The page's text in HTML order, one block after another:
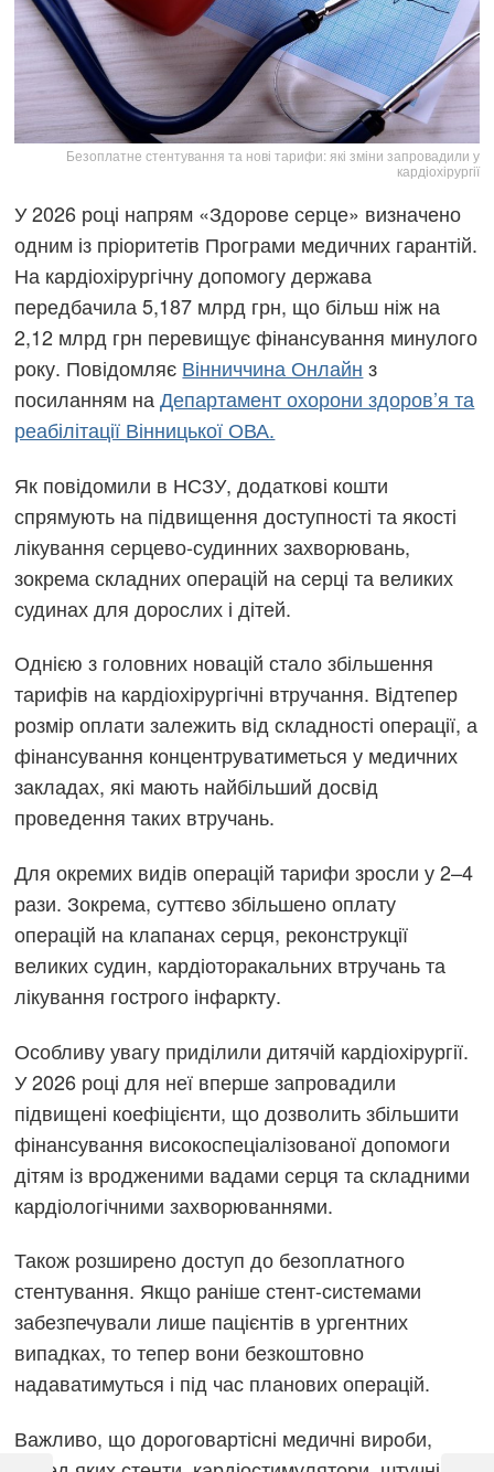
Безоплатне стентування та нові тарифи: які зміни запровадили у
кардіохірургії
У 2026 році напрям «Здорове серце» визначено
одним із пріоритетів Програми медичних гарантій.
На кардіохірургічну допомогу держава
передбачила 5,187 млрд грн, що більш ніж на
2,12 млрд грн перевищує фінансування минулого
року. Повідомляє Вінниччина Онлайн з
посиланням наДепартамент охорони здоров’я та
реабілітації Вінницької ОВА.
Як повідомили в НСЗУ, додаткові кошти
спрямують на підвищення доступності та якості
лікування серцево-судинних захворювань,
зокрема складних операцій на серці та великих
судинах для дорослих і дітей.
Однією з головних новацій стало збільшення
тарифів на кардіохірургічні втручання. Відтепер
розмір оплати залежить від складності операції, а
фінансування концентруватиметься у медичних
закладах, які мають найбільший досвід
проведення таких втручань.
Для окремих видів операцій тарифи зросли у 2–4
рази. Зокрема, суттєво збільшено оплату
операцій на клапанах серця, реконструкції
великих судин, кардіоторакальних втручань та
лікування гострого інфаркту.
Особливу увагу приділили дитячій кардіохірургії.
У 2026 році для неї вперше запровадили
підвищені коефіцієнти, що дозволить збільшити
фінансування високоспеціалізованої допомоги
дітям із вродженими вадами серця та складними
кардіологічними захворюваннями.
Також розширено доступ до безоплатного
стентування. Якщо раніше стент-системами
забезпечували лише пацієнтів в ургентних
випадках, то тепер вони безкоштовно
надаватимуться і під час планових операцій.
Важливо, що дороговартісні медичні вироби,